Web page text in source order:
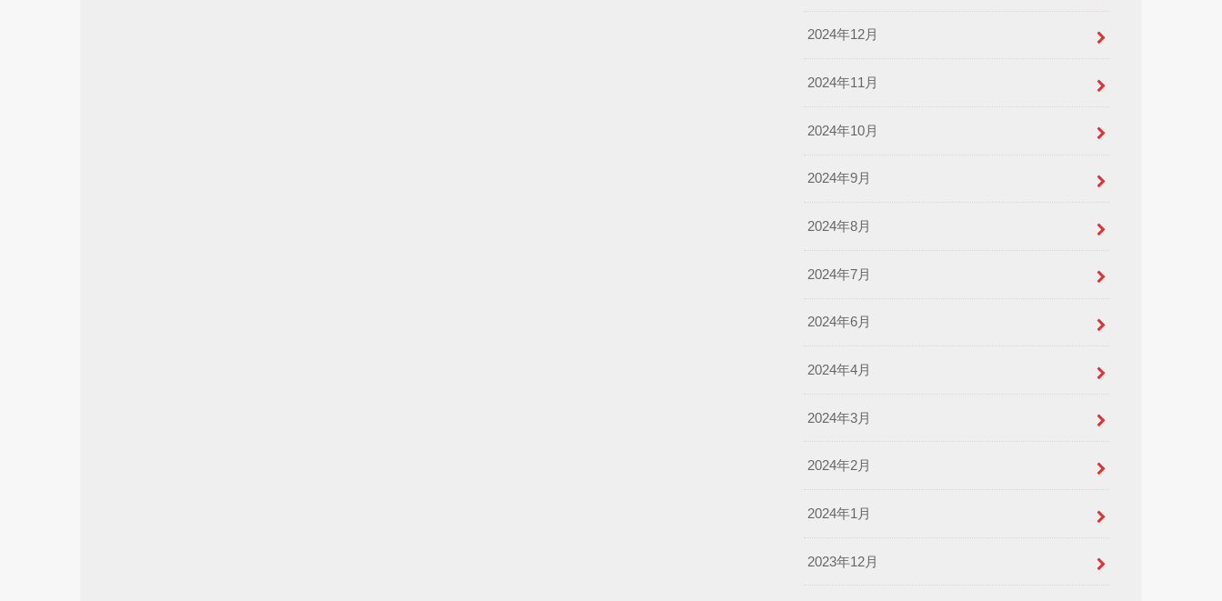
2024年12月
2024年11月
2024年10月
2024年9月
2024年8月
2024年7月
2024年6月
2024年4月
2024年3月
2024年2月
2024年1月
2023年12月